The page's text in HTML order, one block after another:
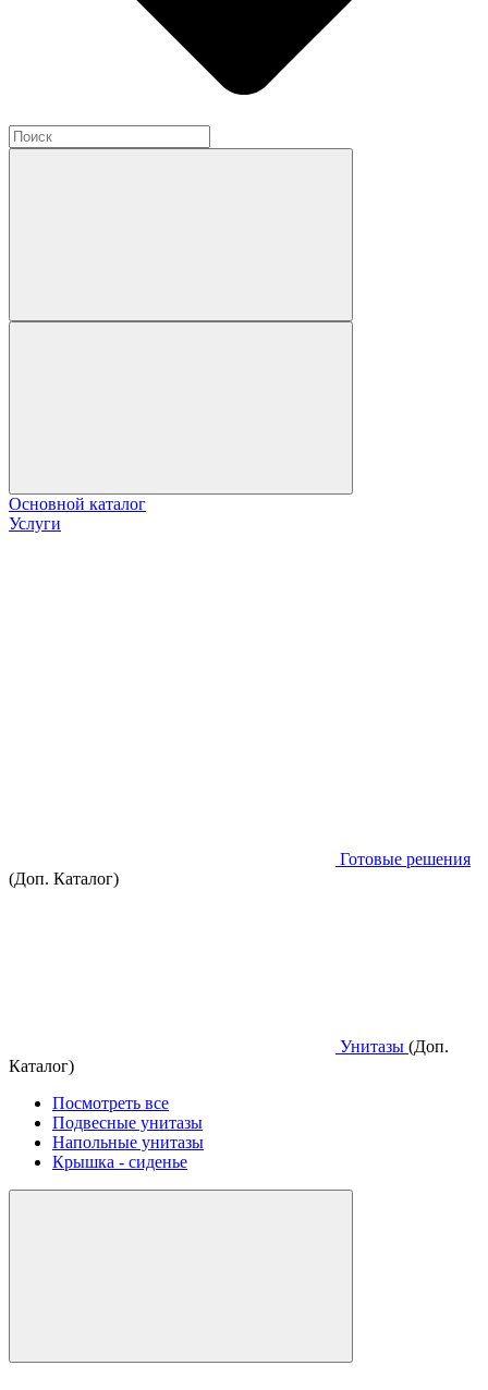
Основной каталог
Услуги
Готовые решения
(Доп. Каталог)
Унитазы (Доп.
Каталог)
Посмотреть все
Подвесные унитазы
Напольные унитазы
Крышка - сиденье